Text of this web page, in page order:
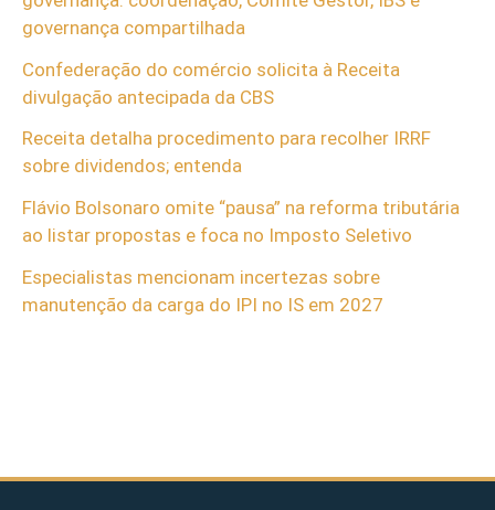
governança compartilhada
Confederação do comércio solicita à Receita
divulgação antecipada da CBS
Receita detalha procedimento para recolher IRRF
sobre dividendos; entenda
Flávio Bolsonaro omite “pausa” na reforma tributária
ao listar propostas e foca no Imposto Seletivo
Especialistas mencionam incertezas sobre
manutenção da carga do IPI no IS em 2027